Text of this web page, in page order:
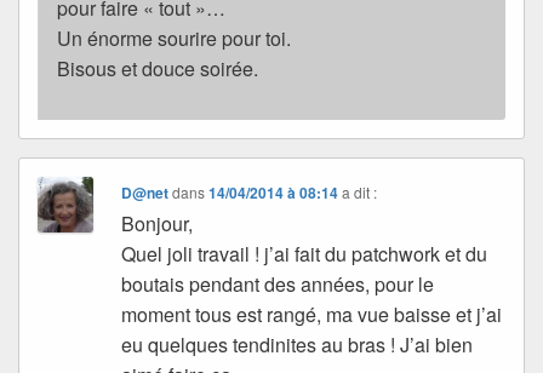
pour faire « tout »…
Un énorme sourire pour toi.
Bisous et douce soirée.
D@netdans14/04/2014 à 08:14 a dit :
Bonjour,
Quel joli travail ! j’ai fait du patchwork et du
boutais pendant des années, pour le
moment tous est rangé, ma vue baisse et j’ai
eu quelques tendinites au bras ! J’ai bien